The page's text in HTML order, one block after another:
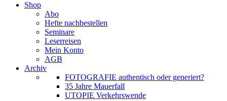
Shop
Abo
Hefte nachbestellen
Seminare
Leserreisen
Mein Konto
AGB
Archiv
FOTOGRAFIE authentisch oder generiert?
35 Jahre Mauerfall
UTOPIE Verkehrswende